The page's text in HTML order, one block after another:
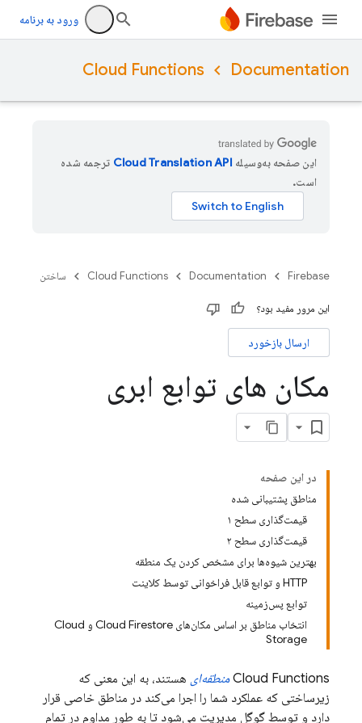
ورود به برنامه
Documentation
Cloud Functions
این صفحه به‌وسیله
ترجمه شده
است.
Firebase
Documentation
Cloud Functions ساختن
این مرور مفید بود؟
ارسال بازخورد
مکان های توابع ابری
در این صفحه
مناطق پشتیبانی شده
قیمت‌گذاری سطح ۱
قیمت‌گذاری سطح ۲
بهترین شیوه‌ها برای مشخص کردن یک منطقه
HTTP و توابع قابل فراخوانی توسط کلاینت
توابع پس‌زمینه
انتخاب مناطق بر اساس مکان‌های Cloud Firestore و Cloud
Storage
Cloud Functions منطقه‌ای هستند، به این معنی که
زیرساختی که عملکرد شما را اجرا می‌کند در مناطق خاصی قرار
دارد و توسط گوگل مدیریت می‌شود تا به طور مداوم در تمام